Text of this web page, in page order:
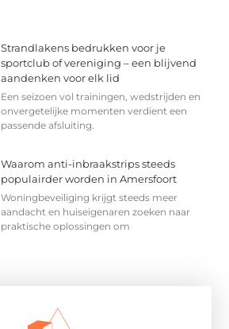
Strandlakens bedrukken voor je
sportclub of vereniging – een blijvend
aandenken voor elk lid
Een seizoen vol trainingen, wedstrijden en
onvergetelijke momenten verdient een
passende afsluiting.
Waarom anti-inbraakstrips steeds
populairder worden in Amersfoort
Woningbeveiliging krijgt steeds meer
aandacht en huiseigenaren zoeken naar
praktische oplossingen om